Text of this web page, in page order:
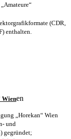
(CDR,
enthalten.
Wienen
„Horekan“ Wien
und
gegründet;